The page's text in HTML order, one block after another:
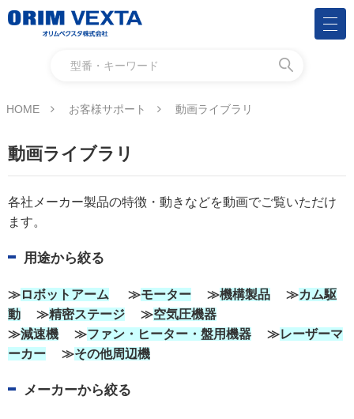
HOME お客様サポート 動画ライブラリ
動画ライブラリ
各社メーカー製品の特徴・動きなどを動画でご覧いただけ
ます。
用途から絞る
≫ロボットアーム ≫モーター ≫機構製品 ≫カム駆
動
≫精密ステージ ≫空気圧機器
≫減速機 ≫ファン・ヒーター・盤用機器 ≫レーザーマ
ーカー
≫その他周辺機
メーカーから絞る